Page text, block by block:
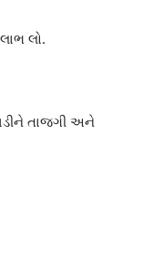
લો.
તાજગી અને